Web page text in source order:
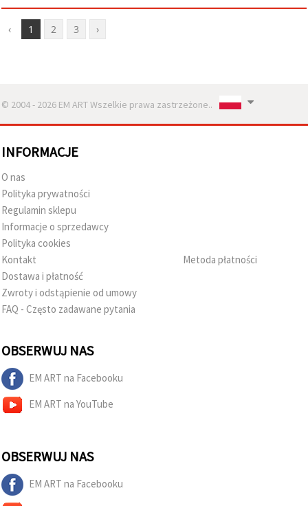
‹ 1 2 3 ›
© 2004 - 2026 EM ART Wszelkie prawa zastrzeżone..
INFORMACJE
O nas
Polityka prywatności
Regulamin sklepu
Informacje o sprzedawcy
Polityka cookies
Kontakt
Dostawa i płatność
Zwroty i odstąpienie od umowy
FAQ - Często zadawane pytania
Metoda płatności
OBSERWUJ NAS
EM ART na Facebooku
EM ART na YouTube
OBSERWUJ NAS
EM ART na Facebooku